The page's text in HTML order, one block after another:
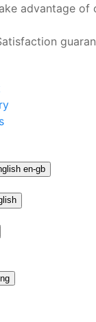
advantage of
en-gb